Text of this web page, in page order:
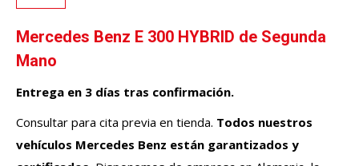
Mercedes Benz E 300 HYBRID de Segunda
Mano
Entrega en 3 días tras confirmación.
Consultar para cita previa en tienda. Todos nuestros
vehículos Mercedes Benz están garantizados y